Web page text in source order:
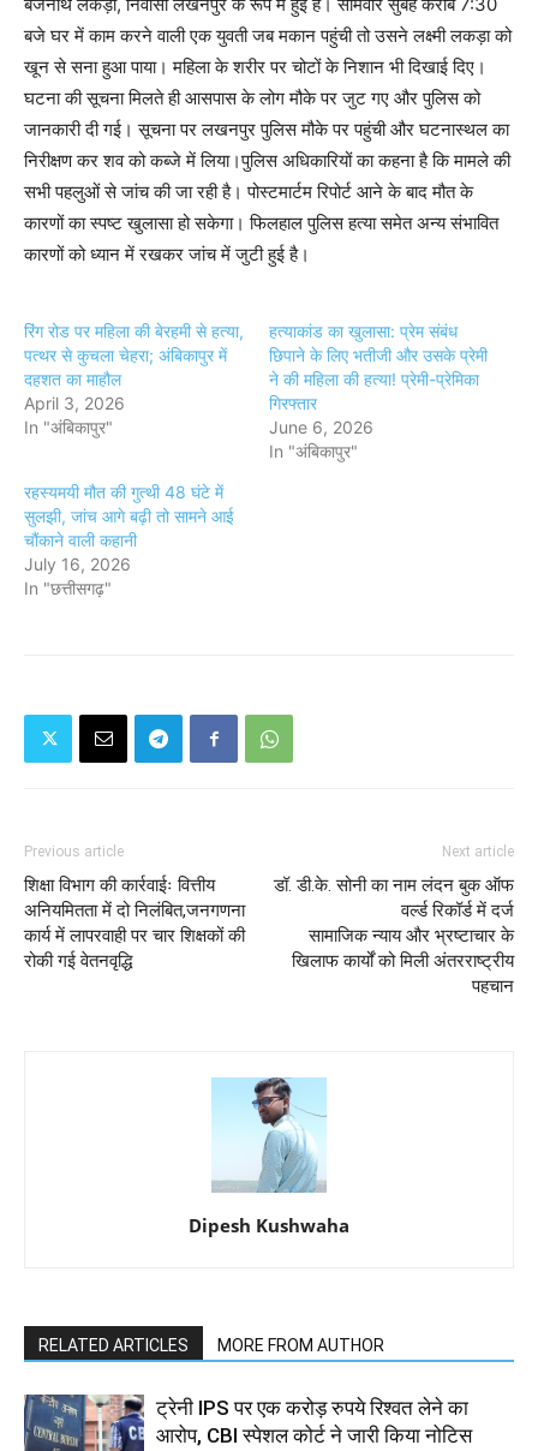
बजे घर में काम करने वाली एक युवती जब मकान पहुंची तो उसने लक्ष्मी लकड़ा को
खून से सना हुआ पाया। महिला के शरीर पर चोटों के निशान भी दिखाई दिए।
घटना की सूचना मिलते ही आसपास के लोग मौके पर जुट गए और पुलिस को
जानकारी दी गई। सूचना पर लखनपुर पुलिस मौके पर पहुंची और घटनास्थल का
निरीक्षण कर शव को कब्जे में लिया।पुलिस अधिकारियों का कहना है कि मामले की
सभी पहलुओं से जांच की जा रही है। पोस्टमार्टम रिपोर्ट आने के बाद मौत के
कारणों का स्पष्ट खुलासा हो सकेगा। फिलहाल पुलिस हत्या समेत अन्य संभावित
कारणों को ध्यान में रखकर जांच में जुटी हुई है।
रिंग रोड पर महिला की बेरहमी से हत्या,
पत्थर से कुचला चेहरा; अंबिकापुर में
दहशत का माहौल
April 3, 2026
In "अंबिकापुर"
हत्याकांड का खुलासा: प्रेम संबंध
छिपाने के लिए भतीजी और उसके प्रेमी
ने की महिला की हत्या! प्रेमी-प्रेमिका
गिरफ्तार
June 6, 2026
In "अंबिकापुर"
रहस्यमयी मौत की गुत्थी 48 घंटे में
सुलझी, जांच आगे बढ़ी तो सामने आई
चौंकाने वाली कहानी
July 16, 2026
In "छत्तीसगढ़"
Previous article
शिक्षा विभाग की कार्रवाईः वित्तीय
अनियमितता में दो निलंबित,जनगणना
कार्य में लापरवाही पर चार शिक्षकों की
रोकी गई वेतनवृद्धि
Next article
डॉ. डी.के. सोनी का नाम लंदन बुक ऑफ
वर्ल्ड रिकॉर्ड में दर्ज
सामाजिक न्याय और भ्रष्टाचार के
खिलाफ कार्यों को मिली अंतरराष्ट्रीय
पहचान
Dipesh Kushwaha
RELATED ARTICLES MORE FROM AUTHOR
ट्रेनी IPS पर एक करोड़ रुपये रिश्वत लेने का
आरोप, CBI स्पेशल कोर्ट ने जारी किया नोटिस